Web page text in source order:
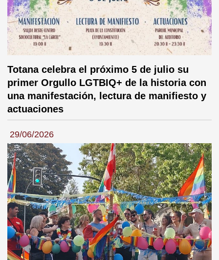
Totana celebra el próximo 5 de julio su
primer Orgullo LGTBIQ+ de la historia con
una manifestación, lectura de manifiesto y
actuaciones
29/06/2026